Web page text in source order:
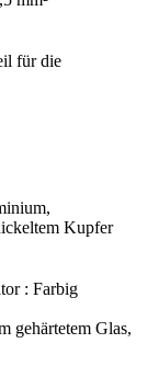
für die
Kupfer
: Farbig
gehärtetem Glas,